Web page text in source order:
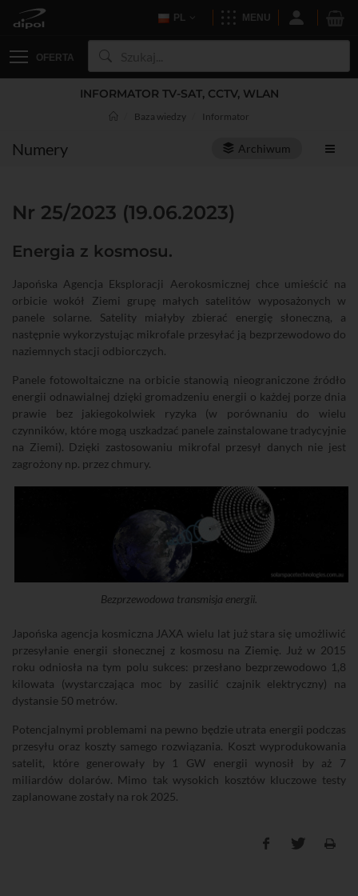
PL MENU
OFERTA
INFORMATOR TV-SAT, CCTV, WLAN
Baza wiedzy Informator
Numery Archiwum
Nr 25/2023 (19.06.2023)
Energia z kosmosu.
Japońska Agencja Eksploracji Aerokosmicznej chce umieścić na
orbicie wokół Ziemi grupę małych satelitów wyposażonych w
panele solarne. Satelity miałyby zbierać energię słoneczną, a
następnie wykorzystując mikrofale przesyłać ją bezprzewodowo do
naziemnych stacji odbiorczych.
Panele fotowoltaiczne na orbicie stanowią nieograniczone źródło
energii odnawialnej dzięki gromadzeniu energii o każdej porze dnia
prawie bez jakiegokolwiek ryzyka (w porównaniu do wielu
czynników, które mogą uszkadzać panele zainstalowane tradycyjnie
na Ziemi). Dzięki zastosowaniu mikrofal przesył danych nie jest
zagrożony np. przez chmury.
Bezprzewodowa transmisja energii.
Japońska agencja kosmiczna JAXA wielu lat już stara się umożliwić
przesyłanie energii słonecznej z kosmosu na Ziemię. Już w 2015
roku odniosła na tym polu sukces: przesłano bezprzewodowo 1,8
kilowata (wystarczająca moc by zasilić czajnik elektryczny) na
dystansie 50 metrów.
Potencjalnymi problemami na pewno będzie utrata energii podczas
przesyłu oraz koszty samego rozwiązania. Koszt wyprodukowania
satelit, które generowały by 1 GW energii wynosił by aż 7
miliardów dolarów. Mimo tak wysokich kosztów kluczowe testy
zaplanowane zostały na rok 2025.